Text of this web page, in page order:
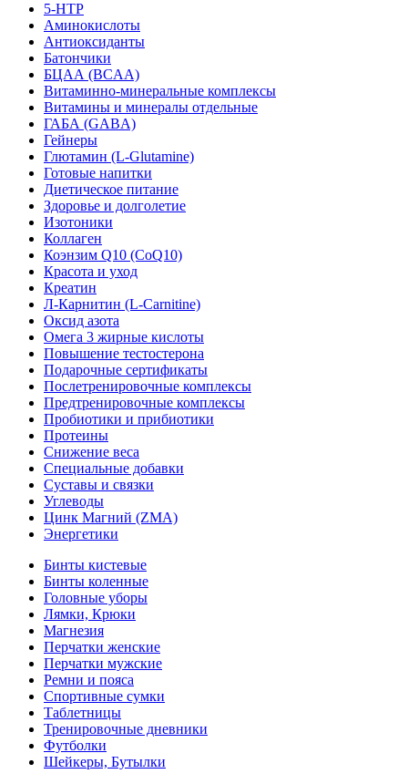
5-HTP
Аминокислоты
Антиоксиданты
Батончики
БЦАА (BCAA)
Витаминно-минеральные комплексы
Витамины и минералы отдельные
ГАБА (GABA)
Гейнеры
Глютамин (L-Glutamine)
Готовые напитки
Диетическое питание
Здоровье и долголетие
Изотоники
Коллаген
Коэнзим Q10 (CoQ10)
Красота и уход
Креатин
Л-Карнитин (L-Сarnitine)
Оксид азота
Омега 3 жирные кислоты
Повышение тестостерона
Подарочные сертификаты
Послетренировочные комплексы
Предтренировочные комплексы
Пробиотики и прибиотики
Протеины
Снижение веса
Специальные добавки
Суставы и связки
Углеводы
Цинк Магний (ZMA)
Энергетики
Бинты кистевые
Бинты коленные
Головные уборы
Лямки, Крюки
Магнезия
Перчатки женские
Перчатки мужские
Ремни и пояса
Спортивные сумки
Таблетницы
Тренировочные дневники
Футболки
Шейкеры, Бутылки